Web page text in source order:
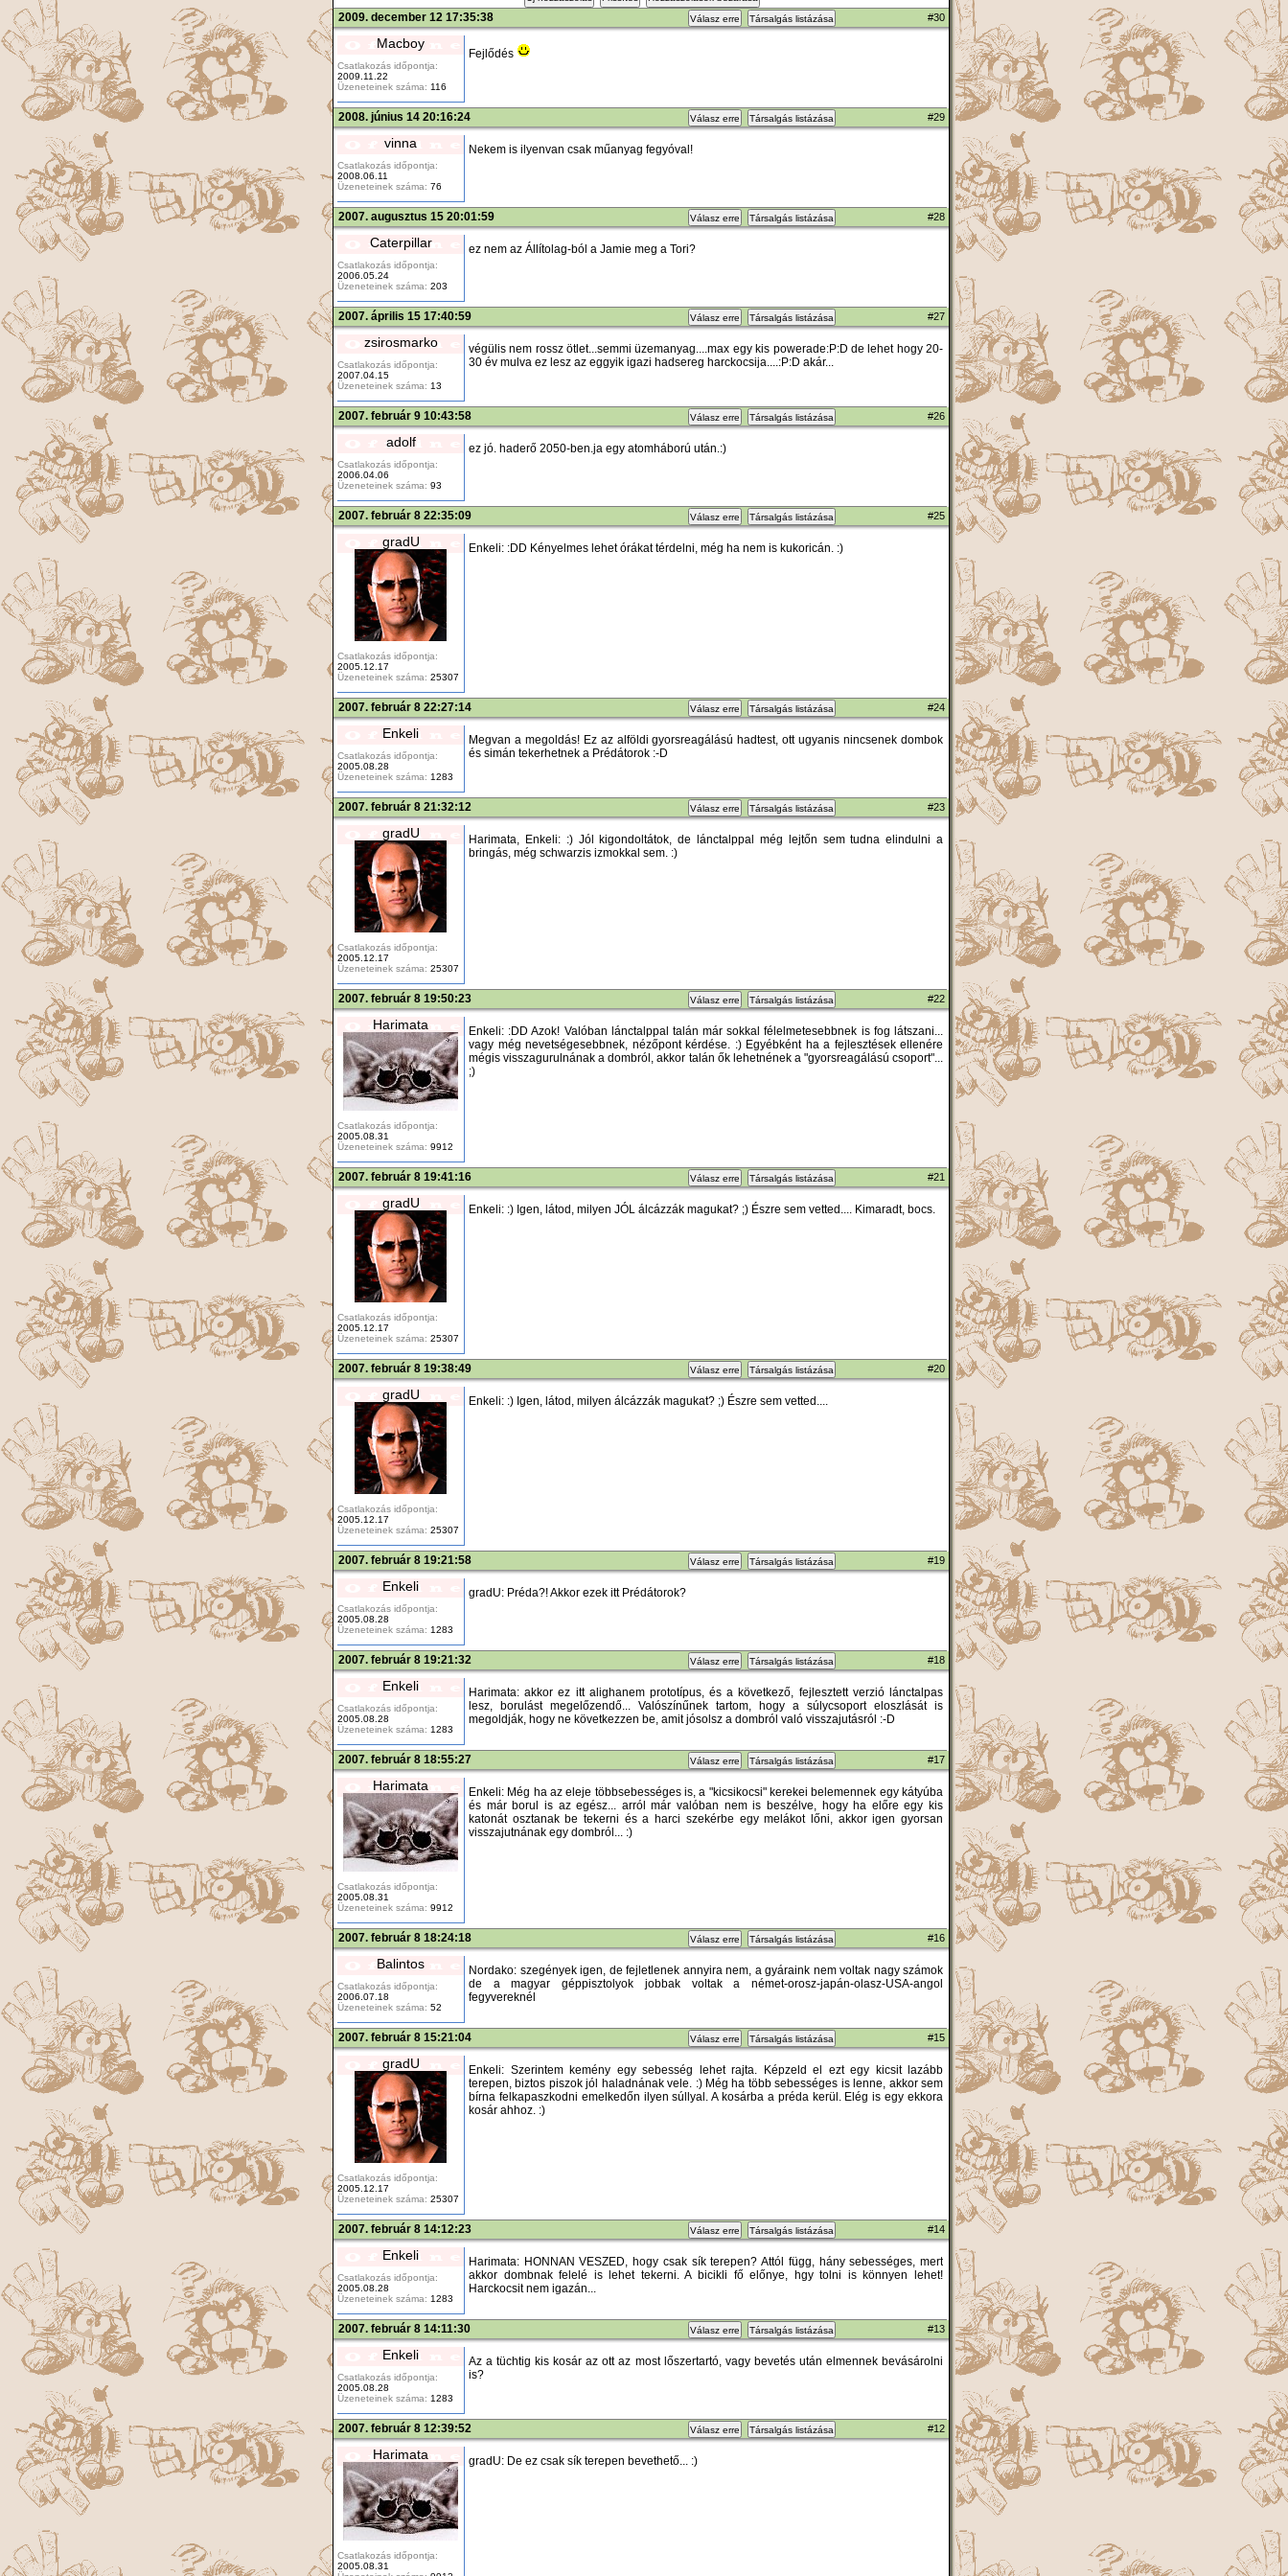
2009. december 12 17:35:38 Válasz erre Társalgás listázása #30
Macboy
Csatlakozás időpontja:
2009.11.22
Üzeneteinek száma: 116
Fejlődés
2008. június 14 20:16:24 Válasz erre Társalgás listázása #29
vinna
Csatlakozás időpontja:
2008.06.11
Üzeneteinek száma: 76
Nekem is ilyenvan csak műanyag fegyóval!
2007. augusztus 15 20:01:59 Válasz erre Társalgás listázása #28
Caterpillar
Csatlakozás időpontja:
2006.05.24
Üzeneteinek száma: 203
ez nem az Állítolag-ból a Jamie meg a Tori?
2007. április 15 17:40:59 Válasz erre Társalgás listázása #27
zsirosmarko
Csatlakozás időpontja:
2007.04.15
Üzeneteinek száma: 13
végülis nem rossz ötlet...semmi üzemanyag....max egy kis powerade:P:D de lehet hogy 20-
30 év mulva ez lesz az eggyik igazi hadsereg harckocsija....:P:D akár...
2007. február 9 10:43:58 Válasz erre Társalgás listázása #26
adolf
Csatlakozás időpontja:
2006.04.06
Üzeneteinek száma: 93
ez jó. haderő 2050-ben.ja egy atomháború után.:)
2007. február 8 22:35:09 Válasz erre Társalgás listázása #25
gradU
Csatlakozás időpontja:
2005.12.17
Üzeneteinek száma: 25307
Enkeli: :DD Kényelmes lehet órákat térdelni, még ha nem is kukoricán. :)
2007. február 8 22:27:14 Válasz erre Társalgás listázása #24
Enkeli
Csatlakozás időpontja:
2005.08.28
Üzeneteinek száma: 1283
Megvan a megoldás! Ez az alföldi gyorsreagálású hadtest, ott ugyanis nincsenek dombok
és simán tekerhetnek a Prédátorok :-D
2007. február 8 21:32:12 Válasz erre Társalgás listázása #23
gradU
Csatlakozás időpontja:
2005.12.17
Üzeneteinek száma: 25307
Harimata, Enkeli: :) Jól kigondoltátok, de lánctalppal még lejtőn sem tudna elindulni a
bringás, még schwarzis izmokkal sem. :)
2007. február 8 19:50:23 Válasz erre Társalgás listázása #22
Harimata
Csatlakozás időpontja:
2005.08.31
Üzeneteinek száma: 9912
Enkeli: :DD Azok! Valóban lánctalppal talán már sokkal félelmetesebbnek is fog látszani...
vagy még nevetségesebbnek, nézőpont kérdése. :) Egyébként ha a fejlesztések ellenére
mégis visszagurulnának a dombról, akkor talán ők lehetnének a "gyorsreagálású csoport"...
;)
2007. február 8 19:41:16 Válasz erre Társalgás listázása #21
gradU
Csatlakozás időpontja:
2005.12.17
Üzeneteinek száma: 25307
Enkeli: :) Igen, látod, milyen JÓL álcázzák magukat? ;) Észre sem vetted.... Kimaradt, bocs.
2007. február 8 19:38:49 Válasz erre Társalgás listázása #20
gradU
Csatlakozás időpontja:
2005.12.17
Üzeneteinek száma: 25307
Enkeli: :) Igen, látod, milyen álcázzák magukat? ;) Észre sem vetted....
2007. február 8 19:21:58 Válasz erre Társalgás listázása #19
Enkeli
Csatlakozás időpontja:
2005.08.28
Üzeneteinek száma: 1283
gradU: Préda?! Akkor ezek itt Prédátorok?
2007. február 8 19:21:32 Válasz erre Társalgás listázása #18
Enkeli
Csatlakozás időpontja:
2005.08.28
Üzeneteinek száma: 1283
Harimata: akkor ez itt alighanem prototípus, és a következő, fejlesztett verzió lánctalpas
lesz, borulást megelőzendő... Valószínűnek tartom, hogy a súlycsoport eloszlását is
megoldják, hogy ne következzen be, amit jósolsz a dombról való visszajutásról :-D
2007. február 8 18:55:27 Válasz erre Társalgás listázása #17
Harimata
Csatlakozás időpontja:
2005.08.31
Üzeneteinek száma: 9912
Enkeli: Még ha az eleje többsebességes is, a "kicsikocsi" kerekei belemennek egy kátyúba
és már borul is az egész... arról már valóban nem is beszélve, hogy ha előre egy kis
katonát osztanak be tekerni és a harci szekérbe egy melákot lőni, akkor igen gyorsan
visszajutnának egy dombról... :)
2007. február 8 18:24:18 Válasz erre Társalgás listázása #16
Balintos
Csatlakozás időpontja:
2006.07.18
Üzeneteinek száma: 52
Nordako: szegények igen, de fejletlenek annyira nem, a gyáraink nem voltak nagy számok
de a magyar géppisztolyok jobbak voltak a német-orosz-japán-olasz-USA-angol
fegyvereknél
2007. február 8 15:21:04 Válasz erre Társalgás listázása #15
gradU
Csatlakozás időpontja:
2005.12.17
Üzeneteinek száma: 25307
Enkeli: Szerintem kemény egy sebesség lehet rajta. Képzeld el ezt egy kicsit lazább
terepen, biztos piszok jól haladnának vele. :) Még ha több sebességes is lenne, akkor sem
bírna felkapaszkodni emelkedőn ilyen súllyal. A kosárba a préda kerül. Elég is egy ekkora
kosár ahhoz. :)
2007. február 8 14:12:23 Válasz erre Társalgás listázása #14
Enkeli
Csatlakozás időpontja:
2005.08.28
Üzeneteinek száma: 1283
Harimata: HONNAN VESZED, hogy csak sík terepen? Attól függ, hány sebességes, mert
akkor dombnak felelé is lehet tekerni. A bicikli fő előnye, hgy tolni is könnyen lehet!
Harckocsit nem igazán...
2007. február 8 14:11:30 Válasz erre Társalgás listázása #13
Enkeli
Csatlakozás időpontja:
2005.08.28
Üzeneteinek száma: 1283
Az a tüchtig kis kosár az ott az most lőszertartó, vagy bevetés után elmennek bevásárolni
is?
2007. február 8 12:39:52 Válasz erre Társalgás listázása #12
Harimata
Csatlakozás időpontja:
2005.08.31
gradU: De ez csak sík terepen bevethető... :)